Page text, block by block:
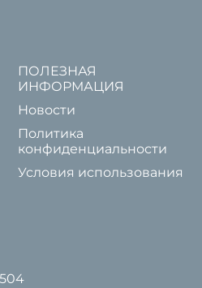
ПОЛЕЗНАЯ
ИНФОРМАЦИЯ
Новости
Политика
конфиденциальности
Условия использования